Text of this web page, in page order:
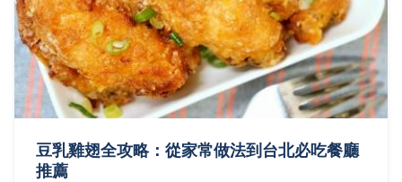
豆乳雞翅全攻略：從家常做法到台北必吃餐廳
推薦